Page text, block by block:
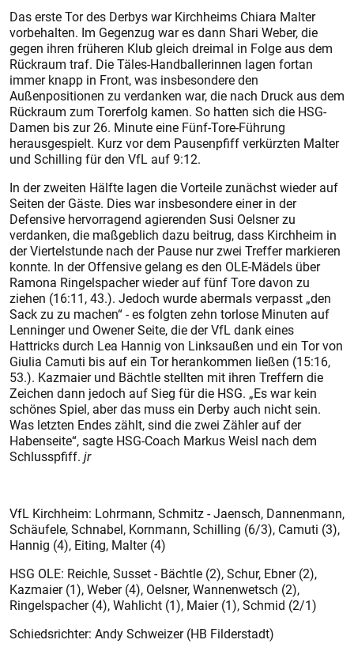
Das erste Tor des Derbys war Kirchheims Chiara Malter
vorbehalten. Im Gegenzug war es dann Shari Weber, die
gegen ihren früheren Klub gleich dreimal in Folge aus dem
Rückraum traf. Die Täles-Handballerinnen lagen fortan
immer knapp in Front, was insbesondere den
Außenpositionen zu verdanken war, die nach Druck aus dem
Rückraum zum Torerfolg kamen. So hatten sich die HSG-
Damen bis zur 26. Minute eine Fünf-Tore-Führung
herausgespielt. Kurz vor dem Pausenpfiff verkürzten Malter
und Schilling für den VfL auf 9:12.
In der zweiten Hälfte lagen die Vorteile zunächst wieder auf
Seiten der Gäste. Dies war insbesondere einer in der
Defensive hervorragend agierenden Susi Oelsner zu
verdanken, die maßgeblich dazu beitrug, dass Kirchheim in
der Viertelstunde nach der Pause nur zwei Treffer markieren
konnte. In der Offensive gelang es den OLE-Mädels über
Ramona Ringelspacher wieder auf fünf Tore davon zu
ziehen (16:11, 43.). Jedoch wurde abermals verpasst „den
Sack zu zu machen“ - es folgten zehn torlose Minuten auf
Lenninger und Owener Seite, die der VfL dank eines
Hattricks durch Lea Hannig von Linksaußen und ein Tor von
Giulia Camuti bis auf ein Tor herankommen ließen (15:16,
53.). Kazmaier und Bächtle stellten mit ihren Treffern die
Zeichen dann jedoch auf Sieg für die HSG. „Es war kein
schönes Spiel, aber das muss ein Derby auch nicht sein.
Was letzten Endes zählt, sind die zwei Zähler auf der
Habenseite“, sagte HSG-Coach Markus Weisl nach dem
Schlusspfiff. jr
VfL Kirchheim: Lohrmann, Schmitz - Jaensch, Dannenmann,
Schäufele, Schnabel, Kornmann, Schilling (6/3), Camuti (3),
Hannig (4), Eiting, Malter (4)
HSG OLE: Reichle, Susset - Bächtle (2), Schur, Ebner (2),
Kazmaier (1), Weber (4), Oelsner, Wannenwetsch (2),
Ringelspacher (4), Wahlicht (1), Maier (1), Schmid (2/1)
Schiedsrichter: Andy Schweizer (HB Filderstadt)